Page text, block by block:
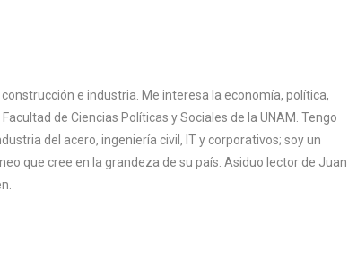
e industria. Me interesa la economía, política,
de Ciencias Políticas y Sociales de la UNAM. Tengo
del acero, ingeniería civil, IT y corporativos; soy un
que cree en la grandeza de su país. Asiduo lector de Juan